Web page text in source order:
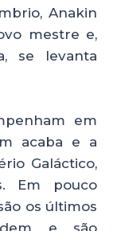
Anakin
mestre e,
se levanta
em
acaba e a
Galáctico,
Em pouco
os últimos
e são